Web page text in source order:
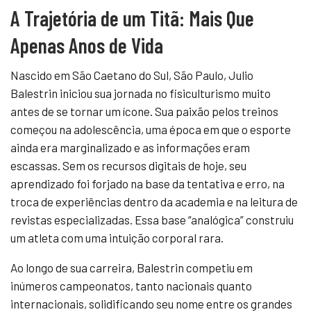
A Trajetória de um Titã: Mais Que
Apenas Anos de Vida
Nascido em São Caetano do Sul, São Paulo, Julio
Balestrin iniciou sua jornada no fisiculturismo muito
antes de se tornar um ícone. Sua paixão pelos treinos
começou na adolescência, uma época em que o esporte
ainda era marginalizado e as informações eram
escassas. Sem os recursos digitais de hoje, seu
aprendizado foi forjado na base da tentativa e erro, na
troca de experiências dentro da academia e na leitura de
revistas especializadas. Essa base “analógica” construiu
um atleta com uma intuição corporal rara.
Ao longo de sua carreira, Balestrin competiu em
inúmeros campeonatos, tanto nacionais quanto
internacionais, solidificando seu nome entre os grandes